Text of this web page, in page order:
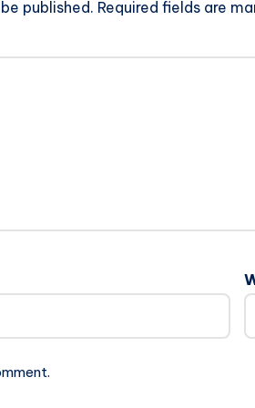
published. Required fields are